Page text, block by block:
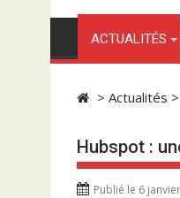
ACTUALITÉS
> Actualités >
Hubspot :
Publié le 6